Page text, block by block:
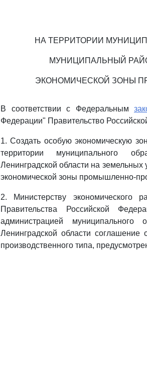
НА ТЕРРИТОРИИ
МУНИЦИПАЛЬНЫЙ
ЭКОНОМИЧЕСКОЙ ЗОНЫ
В соответствии с Федеральным
Федерации" Правительство
1. Создать особую экономическую
территории муниципального
Ленинградской области на
экономической зоны промышленно-
2. Министерству экономического
Правительства Российской
администрацией муниципального
Ленинградской области
производственного типа,